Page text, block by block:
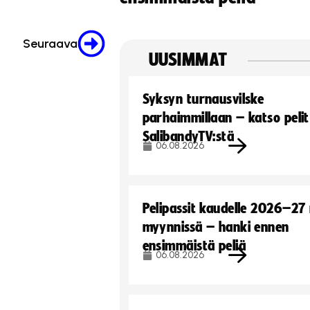
Seuraava
UUSIMMAT
Syksyn turnausvilske
parhaimmillaan – katso pelit
SalibandyTV:stä
06.08.2026
Pelipassit kaudelle
myynnissä – hanki ennen
ensimmäistä peliä
06.08.2026